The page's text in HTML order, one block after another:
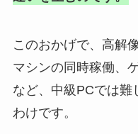
このおかげで、高解
マシンの同時稼働、
など、中級PCでは難
わけです。